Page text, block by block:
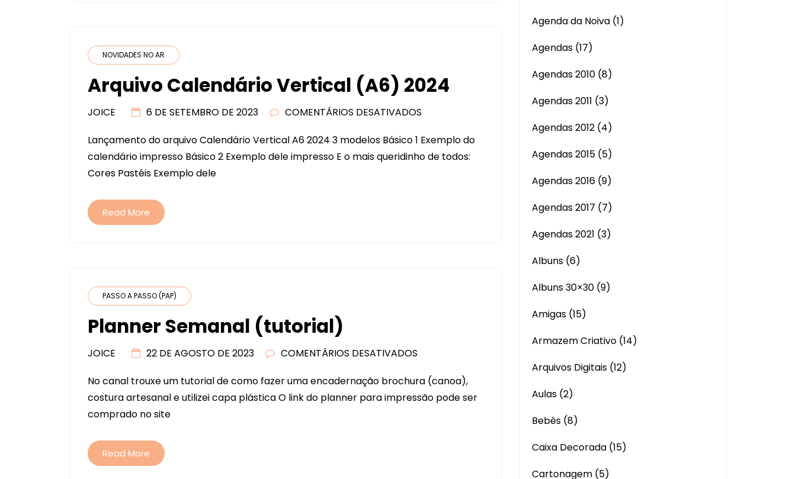
NOVIDADES NO AR
Arquivo Calendário Vertical (A6) 2024
JOICE 6 DE SETEMBRO DE 2023 COMENTÁRIOS DESATIVADOS
CALENDÁRIO
VERTICAL
Lançamento do arquivo Calendário Vertical A6 2024 3 modelos Básico 1 Exemplo do
calendário impresso Básico 2 Exemplo dele impresso E o mais queridinho de todos:
Cores Pastéis Exemplo dele
Read More
PASSO A PASSO (PAP)
Planner Semanal (tutorial)
JOICE 22 DE AGOSTO DE 2023 COMENTÁRIOS DESATIVADOS
SEMANAL
(TUTORIAL)
No canal trouxe um tutorial de como fazer uma encadernação brochura (canoa),
costura artesanal e utilizei capa plástica O link do planner para impressão pode ser
comprado no site
Read More
Agenda da Noiva (1)
Agendas (17)
Agendas 2010 (8)
Agendas 2011 (3)
Agendas 2012 (4)
Agendas 2015 (5)
Agendas 2016 (9)
Agendas 2017 (7)
Agendas 2021 (3)
Albuns (6)
Albuns 30×30 (9)
Amigas (15)
Armazem Criativo (14)
Arquivos Digitais (12)
Aulas (2)
Bebês (8)
Caixa Decorada (15)
Cartonagem (5)